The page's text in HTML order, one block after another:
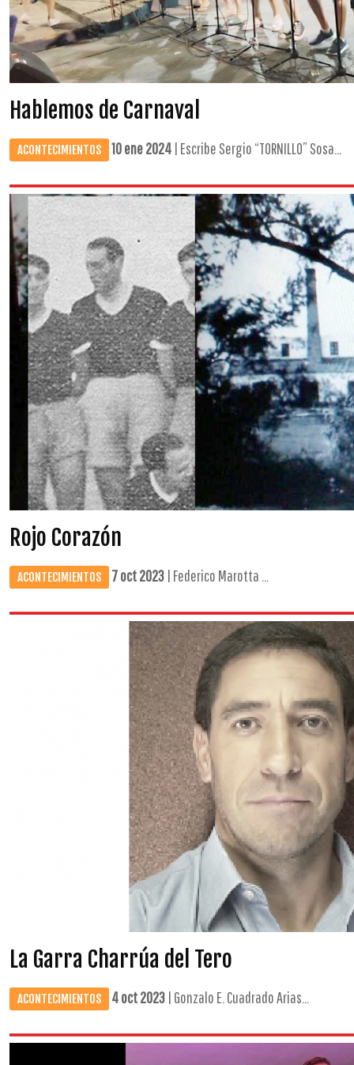
Hablemos de Carnaval
ACONTECIMIENTOS 10 ene 2024 | Escribe Sergio “TORNILLO” Sosa...
Rojo Corazón
ACONTECIMIENTOS 7 oct 2023 | Federico Marotta ...
La Garra Charrúa del Tero
ACONTECIMIENTOS 4 oct 2023 | Gonzalo E. Cuadrado Arias...